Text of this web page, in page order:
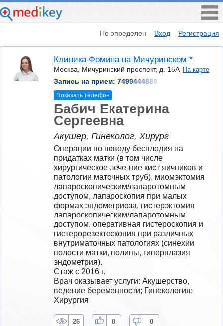
Не определен Вход Регистрация
Клиника Фомина на Мичуринском *
Москва, Мичуринский проспект, д. 15А На карте
Запись на прием: 7499444889
Показать телефон
Бабич Екатерина
Сергеевна
Акушер, Гинеколог, Хирург
Операции по поводу бесплодия на
придатках матки (в том числе
хирургическое лече-ние кист яичников и
патологии маточных труб), миомэктомия
лапароскопическим/лапаротомным
доступом, лапароскопия при малых
формах эндометриоза, гистерэктомия
лапароскопическим/лапаротомным
доступом, оперативная гистероскопия и
гистерорезектоскопия при различных
внутриматочных патологиях (синехии
полости матки, полипы, гиперплазия
эндометрия).
Стаж с 2016 г.
Врач оказывает услуги: Акушерство,
ведение беременности; Гинекология;
Хирургия
26 0 0